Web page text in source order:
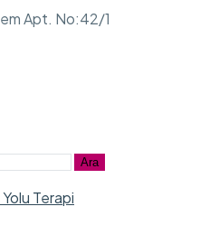
Apt. No:42/1